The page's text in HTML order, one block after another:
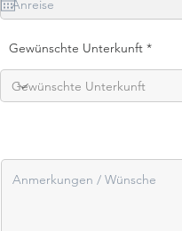
i
d
Gewünschte Unterkunft